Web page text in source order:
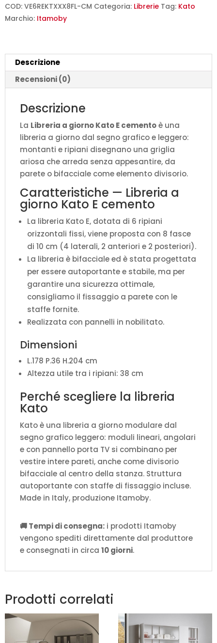
E
cemento
H.204
cm
quantità
COD: VE6REKTXXX8FL-CM Categoria: Librerie Tag: Kato
Marchio: Itamoby
Descrizione
Recensioni (0)
Descrizione
La Libreria a giorno Kato E cementoè una
libreria a giorno dal segno grafico e leggero:
montanti e ripiani disegnano una griglia
ariosa che arreda senza appesantire, da
parete o bifacciale come elemento divisorio.
Caratteristiche — Libreria a
giorno Kato E cemento
La libreria Kato E, dotata di 6 ripiani
orizzontali fissi, viene proposta con 8 fasce
di 10 cm (4 laterali, 2 anteriori e 2 posteriori).
La libreria è bifacciale ed è stata progettata
per essere autoportante e stabile, ma per
garantire una sicurezza ottimale,
consigliamo il fissaggio a parete con le
staffe fornite.
Realizzata con pannelli in nobilitato.
Dimensioni
L.178 P.36 H.204 cm
Altezza utile tra i ripiani: 38 cm
Perché scegliere la libreria
Kato
Kato è una libreria a giorno modulare dal
segno grafico leggero: moduli lineari, angolari
e con pannello porta TV si combinano per
vestire intere pareti, anche come divisorio
bifacciale al centro della stanza. Struttura
autoportante con staffe di fissaggio incluse.
Made in Italy, produzione Itamoby.
🚚 Tempi di consegna: i prodotti Itamoby
vengono spediti direttamente dal produttore
e consegnati in circa 10 giorni.
Prodotti correlati